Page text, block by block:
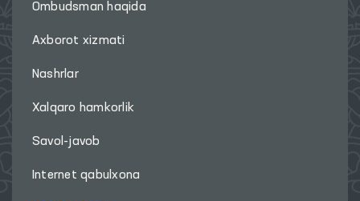
Ombudsman haqida
Axborot xizmati
Nashrlar
Xalqaro hamkorlik
Savol-javob
Internet qabulxona